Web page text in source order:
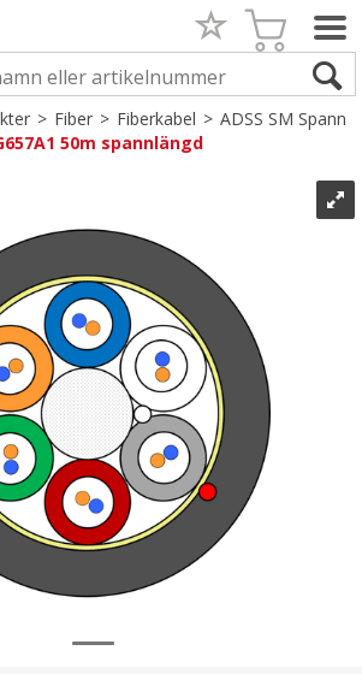
>Fiber>Fiberkabel>ADSS SM Spann
50m spannlängd